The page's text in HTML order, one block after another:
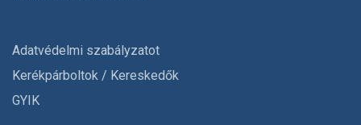
Adatvédelmi szabályzatot
Kerékpárboltok / Kereskedők
GYIK